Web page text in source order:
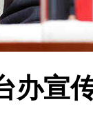
办宣